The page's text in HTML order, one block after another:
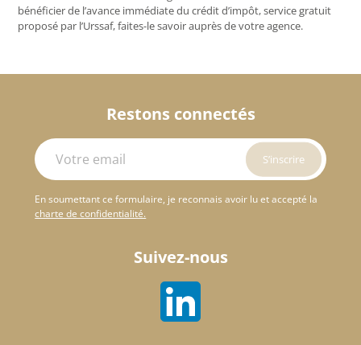
bénéficier de l’avance immédiate du crédit d’impôt, service gratuit
proposé par l’Urssaf, faites-le savoir auprès de votre agence.
Restons connectés
En soumettant ce formulaire, je reconnais avoir lu et accepté la
charte de confidentialité.
Suivez-nous